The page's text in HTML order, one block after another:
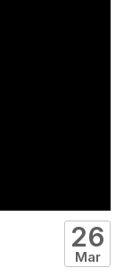
26
Mar